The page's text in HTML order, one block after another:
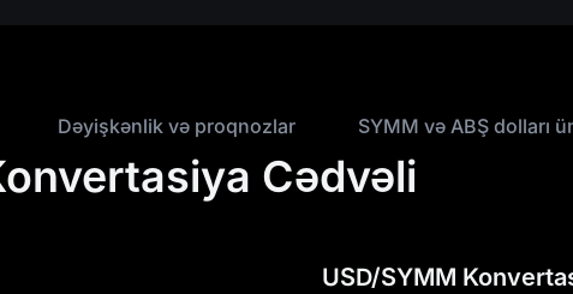
Dəyişkənlik və proqnozlar SYMM və ABŞ dolları
Cədvəli
USD/SYMM